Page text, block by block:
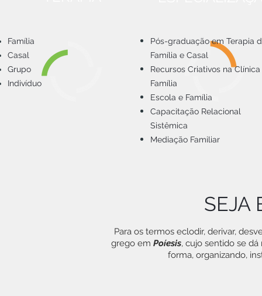
Pós-graduação em Terapia
Família e Casal
Recursos Criativos na
Família
Escola e Família
Capacitação Relacional
Sistêmica
Mediação Familiar
Família
Casal
Grupo
Indivíduo
SEJA
Para os termos eclodir, derivar,
grego em Poíesis, cujo sentido se dá
forma, organizando,